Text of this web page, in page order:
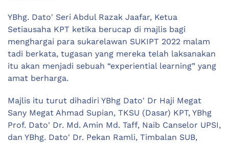
YBhg. Dato' Seri Abdul Razak Jaafar, Ketua
Setiausaha KPT ketika berucap di majlis bagi
menghargai para sukarelawan SUKIPT 2022 malam
tadi berkata, tugasan yang mereka telah laksanakan
itu akan menjadi sebuah “experiential learning” yang
amat berharga.
Majlis itu turut dihadiri YBhg Dato' Dr Haji Megat
Sany Megat Ahmad Supian, TKSU (Dasar) KPT, YBhg
Prof. Dato' Dr. Md. Amin Md. Taff, Naib Canselor UPSI,
dan YBhg. Dato' Dr. Pekan Ramli, Timbalan SUB,